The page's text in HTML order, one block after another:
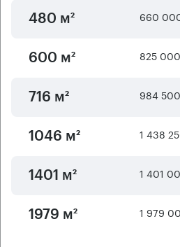
480 м² 660
600 м² 825
716 м² 984
1046 м² 1 438
1401 м² 1 401
1979 м² 1 979